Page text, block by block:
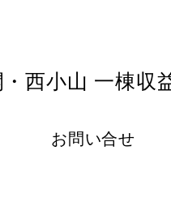
西小山 一棟収
お問い合せ